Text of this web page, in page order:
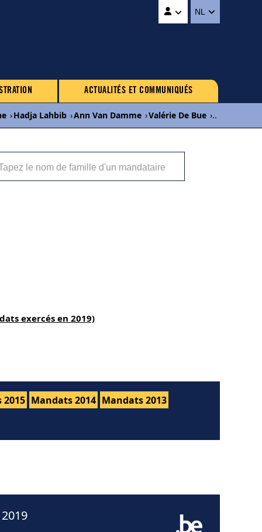
NL
ACTUALITÉS ET COMMUNIQUÉS
›Hadja Lahbib ›Ann Van Damme ›Valérie De Bue ›...
exercés en 2019)
Mandats 2014 Mandats 2013